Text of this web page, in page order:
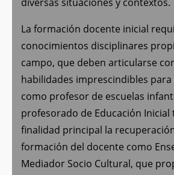
La formación docente inicial
conocimientos disciplinares
campo, que deben articularse
habilidades imprescindibles
como profesor de escuelas
profesorado de Educación Inicial
finalidad principal la
formación del docente como
Mediador Socio Cultural, que